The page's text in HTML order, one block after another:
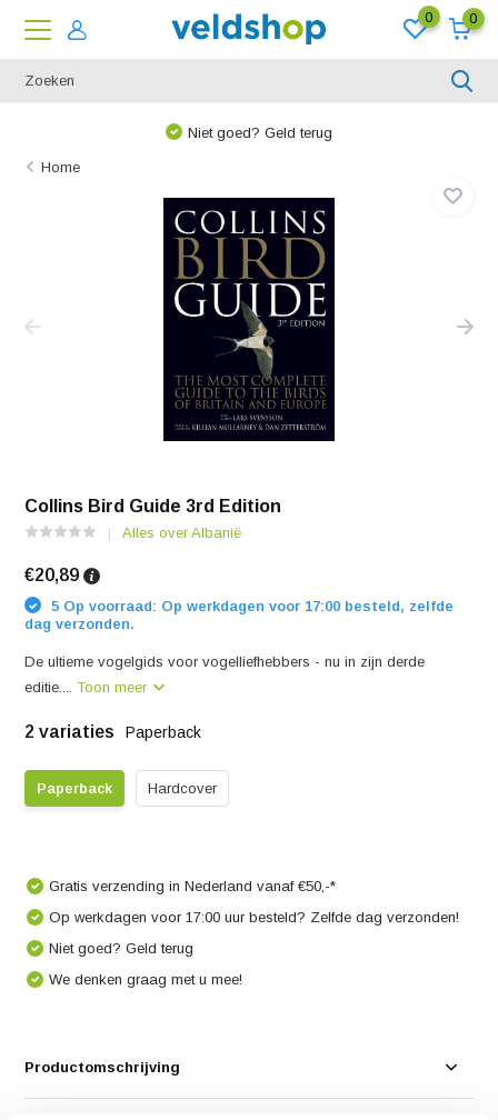
0 0
Niet goed? Geld terug
Home
Collins Bird Guide 3rd Edition
Alles over Albanië
€20,89
5 Op voorraad: Op werkdagen voor 17:00 besteld, zelfde
dag verzonden.
De ultieme vogelgids voor vogelliefhebbers - nu in zijn derde
editie....Toon meer
2 variaties Paperback
Paperback Hardcover
Gratis verzending in Nederland vanaf €50,-*
Op werkdagen voor 17:00 uur besteld? Zelfde dag verzonden!
Niet goed? Geld terug
We denken graag met u mee!
Productomschrijving